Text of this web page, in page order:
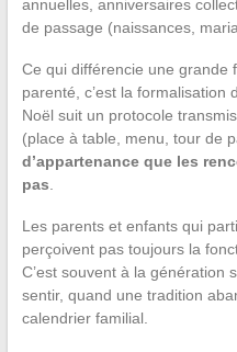
annuelles, anniversaires
de passage (naissances,
Ce qui différencie une grande
parenté, c’est la formalisation
Noël suit un protocole
(place à table, menu, tour de
d’appartenance que les
pas
Les parents et enfants qui
perçoivent pas toujours la
C’est souvent à la génération
sentir, quand une tradition
calendrier familial.